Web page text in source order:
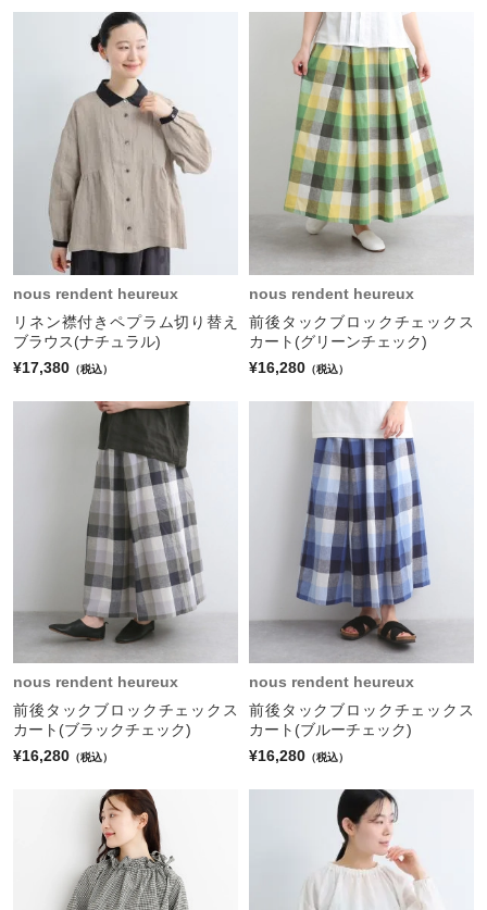
nous rendent heureux
リネン襟付きペプラム切り替え
ブラウス(ナチュラル)
¥17,380 （税込）
nous rendent heureux
前後タックブロックチェックス
カート(グリーンチェック)
¥16,280 （税込）
nous rendent heureux
前後タックブロックチェックス
カート(ブラックチェック)
¥16,280 （税込）
nous rendent heureux
前後タックブロックチェックス
カート(ブルーチェック)
¥16,280 （税込）